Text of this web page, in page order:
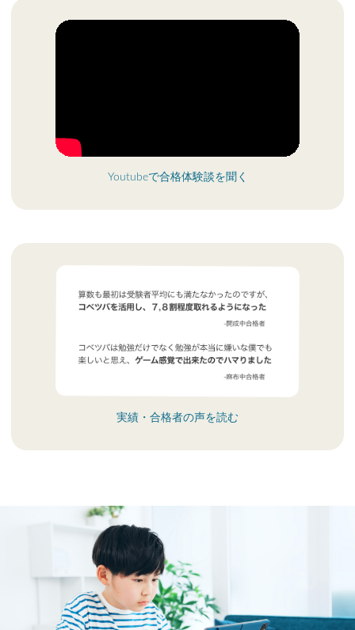
Youtubeで合格体験談を聞く
実績・合格者の声を読む